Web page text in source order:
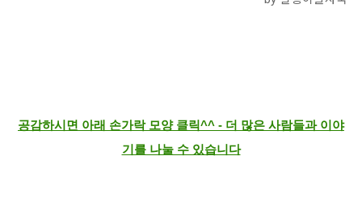
공감하시면 아래 손가락 모양 클릭^^ - 더 많은 사람들과 이야
기를 나눌 수 있습니다